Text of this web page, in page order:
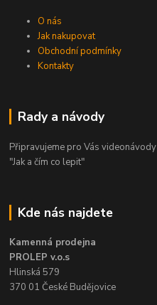
O nás
Jak nakupovat
Obchodní podmínky
Kontakty
Rady a návody
Připravujeme pro Vás videonávody
"Jak a čím co lepit"
Kde nás najdete
Kamenná prodejna
PROLEP v.o.s
Hlinská 579
370 01 České Budějovice